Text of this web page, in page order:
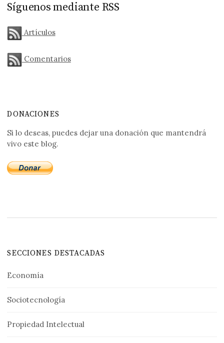
Síguenos mediante RSS
Artículos
Comentarios
DONACIONES
Si lo deseas, puedes dejar una donación que mantendrá
vivo este blog.
SECCIONES DESTACADAS
Economía
Sociotecnología
Propiedad Intelectual